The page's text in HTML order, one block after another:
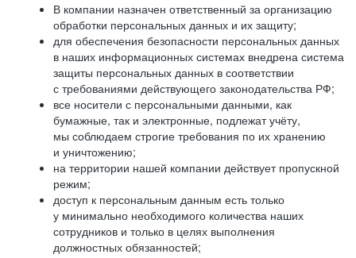
В компании назначен ответственный за организацию
обработки персональных данных и их защиту;
для обеспечения безопасности персональных данных
в наших информационных системах внедрена система
защиты персональных данных в соответствии
с требованиями действующего законодательства РФ;
все носители с персональными данными, как
бумажные, так и электронные, подлежат учёту,
мы соблюдаем строгие требования по их хранению
и уничтожению;
на территории нашей компании действует пропускной
режим;
доступ к персональным данным есть только
у минимально необходимого количества наших
сотрудников и только в целях выполнения
должностных обязанностей;